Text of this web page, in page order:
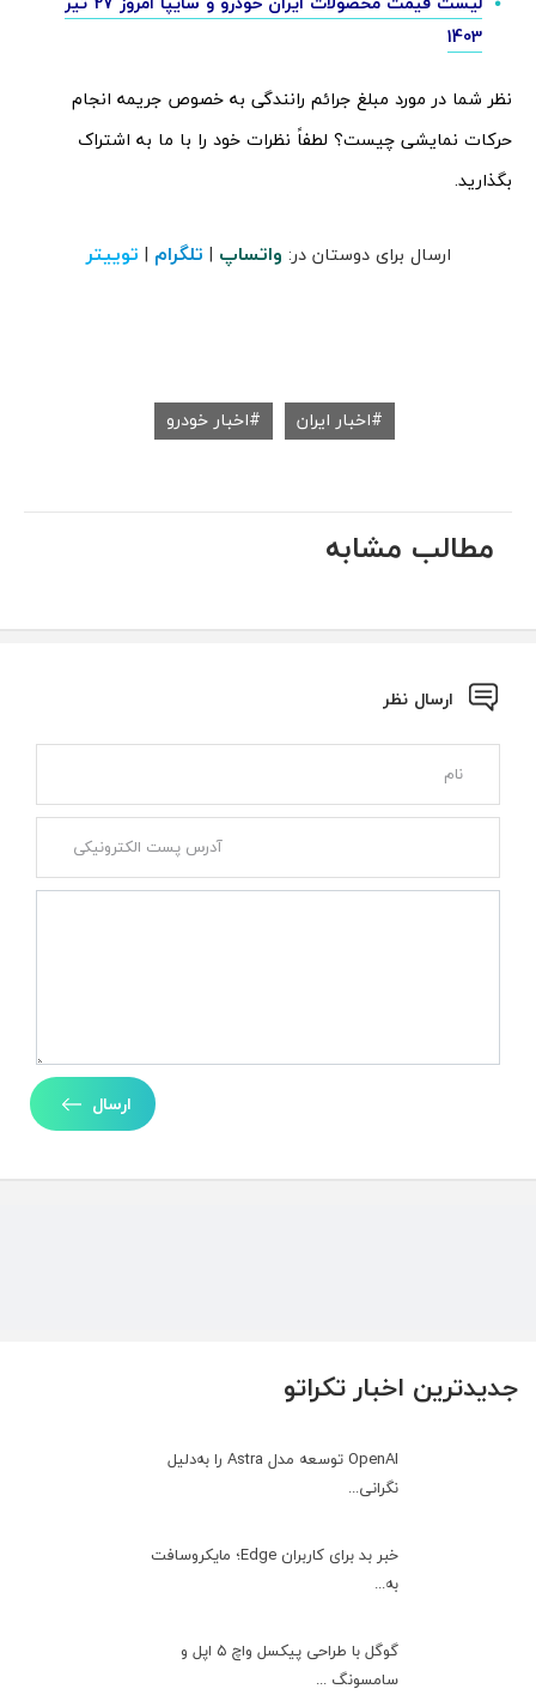
جدیدترین اخبار تکراتو
OpenAI توسعه مدل Astra را به‌دلیل
نگرانی...
خبر بد برای کاربران Edge؛ مایکروسافت
به‌...
گوگل با طراحی پیکسل واچ ۵ اپل و
سامسونگ ...
1403
نظر شما در مورد مبلغ جرائم رانندگی به خصوص جریمه انجام
حرکات نمایشی چیست؟ لطفاً نظرات خود را با ما به اشتراک
بگذارید.
ارسال برای دوستان در: واتساپ | تلگرام | توییتر
اخبار ایران اخبار خودرو
مطالب مشابه
ارسال نظر
ارسال